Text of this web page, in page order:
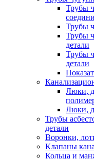
Трубы
Трубы
Трубы
детали
Трубы
детали
Люки,
Люки,
Трубы
детали
Воронки,
Клапаны
Кольца и